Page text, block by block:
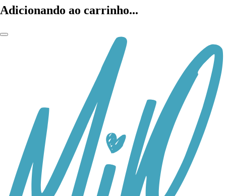
Adicionando ao carrinho...